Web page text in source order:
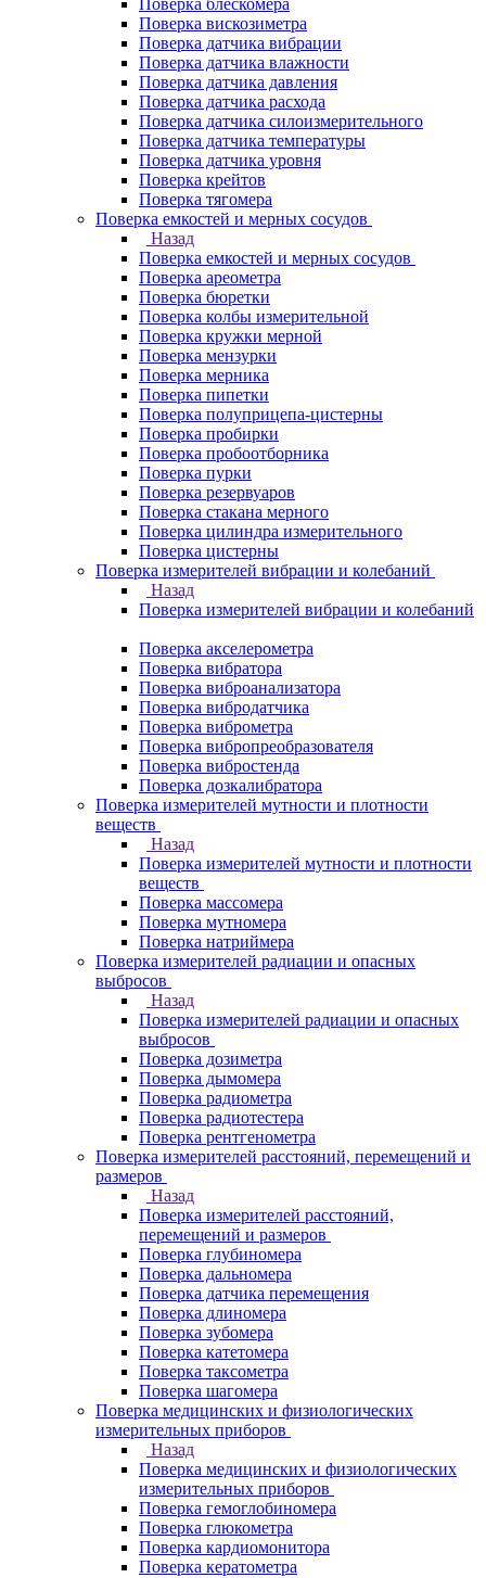
Поверка блескомера
Поверка вискозиметра
Поверка датчика вибрации
Поверка датчика влажности
Поверка датчика давления
Поверка датчика расхода
Поверка датчика силоизмерительного
Поверка датчика температуры
Поверка датчика уровня
Поверка крейтов
Поверка тягомера
Поверка емкостей и мерных сосудов
Назад
Поверка емкостей и мерных сосудов
Поверка ареометра
Поверка бюретки
Поверка колбы измерительной
Поверка кружки мерной
Поверка мензурки
Поверка мерника
Поверка пипетки
Поверка полуприцепа-цистерны
Поверка пробирки
Поверка пробоотборника
Поверка пурки
Поверка резервуаров
Поверка стакана мерного
Поверка цилиндра измерительного
Поверка цистерны
Поверка измерителей вибрации и колебаний
Назад
Поверка измерителей вибрации и колебаний
Поверка акселерометра
Поверка вибратора
Поверка виброанализатора
Поверка вибродатчика
Поверка виброметра
Поверка вибропреобразователя
Поверка вибростенда
Поверка дозкалибратора
Поверка измерителей мутности и плотности
веществ
Назад
Поверка измерителей мутности и плотности
веществ
Поверка массомера
Поверка мутномера
Поверка натриймера
Поверка измерителей радиации и опасных
выбросов
Назад
Поверка измерителей радиации и опасных
выбросов
Поверка дозиметра
Поверка дымомера
Поверка радиометра
Поверка радиотестера
Поверка рентгенометра
Поверка измерителей расстояний, перемещений и
размеров
Назад
Поверка измерителей расстояний,
перемещений и размеров
Поверка глубиномера
Поверка дальномера
Поверка датчика перемещения
Поверка длиномера
Поверка зубомера
Поверка катетомера
Поверка таксометра
Поверка шагомера
Поверка медицинских и физиологических
измерительных приборов
Назад
Поверка медицинских и физиологических
измерительных приборов
Поверка гемоглобиномера
Поверка глюкометра
Поверка кардиомонитора
Поверка кератометра